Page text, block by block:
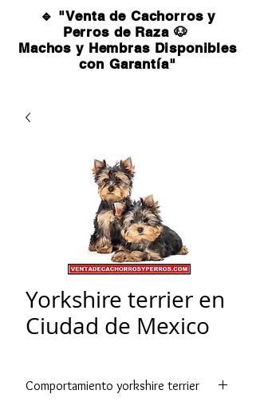
🔹 "Venta de Cachorros y
Perros de Raza 🐶
Machos y Hembras Disponibles
con Garantía"
Yorkshire terrier en
Ciudad de Mexico
Comportamiento yorkshire terrier